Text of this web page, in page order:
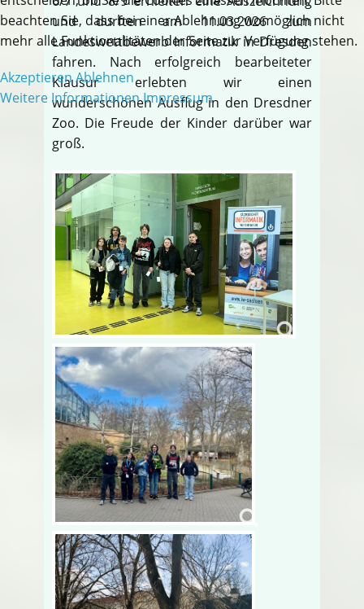
und durften am 11.03.2026 zum
Landeswettbewerb Informatik in Dresden
fahren. Nach erfolgreich bearbeiteter
Klausur erlebten wir einen
wunderschönen Ausflug in den Dresdner
Zoo. Die Freude der Kinder darüber war
groß.
beachten Sie, dass bei einer Ablehnung womöglich nicht
mehr alle Funktionalitäten der Seite zur Verfügung stehen.
AkzeptierenAblehnen
Weitere Informationen Impressum